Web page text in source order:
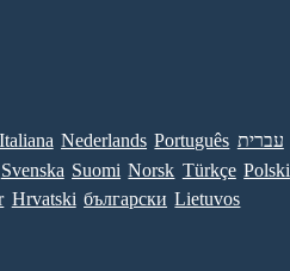
Italiana Nederlands Português עברית
Svenska Suomi Norsk Türkçe Polski
Hrvatski български Lietuvos